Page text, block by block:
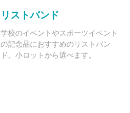
リストバンド
学校のイベントやスポーツイベント
の記念品におすすめのリストバン
ド。小ロットから選べます。